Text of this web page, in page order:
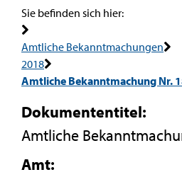
Sie befinden sich hier:
Amtliche Bekanntmachungen
2018
Amtliche Bekanntmachung Nr.
Dokumententitel:
Amtliche
Amt: